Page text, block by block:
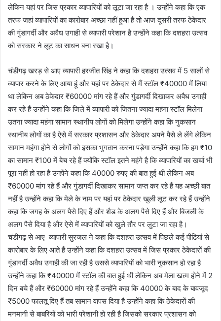
लेकिन यहां पर जिस प्रकार व्यापारियों को लूटा जा रहा है । उन्होंने कहा कि एक
तरफ जहां व्यापारियों का कारोबार अच्छा नहीं हुआ है तो आज दूसरी तरफ ठेकेदार
की गुंडागर्दी और अवैध उगाही से व्यापारी परेशान है उन्होंने कहा कि दशहरा उत्सव
को सरकार ने लूट का साधन बना रखा है।
चंडीगढ़ खरड़ से आए व्यापारी हरजीत सिंह ने कहा कि दशहरा उत्सव में 5 सालों से
व्यापार करने के लिए आया हूं और यहां पर ठेकेदार से मैं स्टॉल ₹40000 में लिया
था लेकिन अब ठेकेदार ₹60000 मांग रहे हैं और गुंडागर्दी दिखाकर अवैध उगाही
कर रहे हैं उन्होंने कहा कि जिले में व्यापारी को जितना ज्यादा महंगा स्टॉल मिलेगा
उतना ज्यादा महंगा सामान स्थानीय लोगों को मिलेगा उन्होंने कहा कि नुकसान
स्थानीय लोगों का है ऐसे में सरकार प्रशासन और ठेकेदार अपने पैसे ले लेंगे लेकिन
सामान महंगा होने से लोगों को इसका भुगतान करना पड़ेगा उन्होंने कहा कि हम ₹10
का सामान ₹100 में बेच रहे हैं क्योंकि स्टॉल इतने महंगे है कि व्यापारियों का खर्चा भी
पूरा नहीं हो रहा है उन्होंने कहा कि 40000 रुपए की बात हुई थी लेकिन अब
₹60000 मांग रहे हैं और गुंडागर्दी दिखाकर सामान जप्त कर रहे हैं यह अच्छी बात
नहीं है उन्होंने कहा कि मेले के नाम पर यहां पर ठेकेदार खुली लूट कर रहे हैं उन्होंने
कहा कि जगह के अलग पैसे दिए हैं और शैड के अलग पैसे दिए हैं और बिजली के
अलग पैसे दिया है और ऐसे में व्यापारियों को खुले तौर पर लुटा जा रहा है।
चंडीगढ़ से आए व्यापारी सुरजल ने कहा कि दशहरा उत्सव में पिछले कई पीढियां से
कारोबार के लिए आते हैं उन्होंने कहा कि दशहरा उत्सव में जिस प्रकार ठेकेदारों की
गुंडागर्दी अवैध उगाही की जा रही है उससे व्यापारियों को भारी नुकसान हो रहा है
उन्होंने कहा कि ₹40000 में स्टॉल की बात हुई थी लेकिन अब मेला खत्म होने में 2
दिन बचे हैं और ₹60000 मांग रहे हैं उन्होंने कहा कि 40000 के बाद के बावजूद
₹5000 फालतू दिए हैं तब सामान वापस दिया है उन्होंने कहा कि ठेकेदारों की
मनमानी से बाबरियों को भारी परेशानी हो रही है जिसको सरकार प्रशासन को